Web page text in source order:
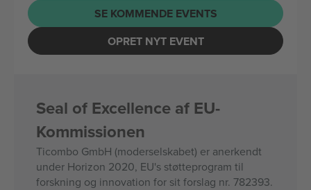
SE KOMMENDE EVENTS
OPRET NYT EVENT
Seal of Excellence af EU-
Kommissionen
Ticombo GmbH (moderselskabet) er anerkendt
under Horizon 2020, EU's støtteprogram til
forskning og innovation for sit forslag nr. 782393.